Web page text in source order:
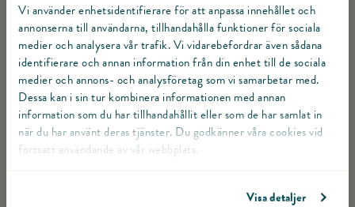
Vi använder enhetsidentifierare för att anpassa innehållet och
annonserna till användarna, tillhandahålla funktioner för sociala
medier och analysera vår trafik. Vi vidarebefordrar även sådana
identifierare och annan information från din enhet till de sociala
medier och annons- och analysföretag som vi samarbetar med.
Dessa kan i sin tur kombinera informationen med annan
information som du har tillhandahållit eller som de har samlat in
när du har använt deras tjänster. Du godkänner våra cookies vid
fortsatt användande av vår webbplats.
Visa detaljer
URSPRUNGSLAND
Sverige
FÖRVARING
Förvaras vid högst + 8°C